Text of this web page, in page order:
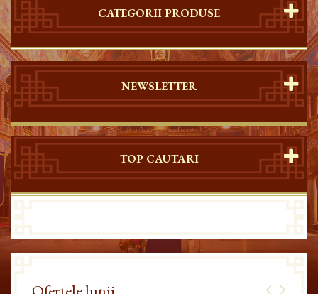
CATEGORII PRODUSE
NEWSLETTER
TOP CAUTARI